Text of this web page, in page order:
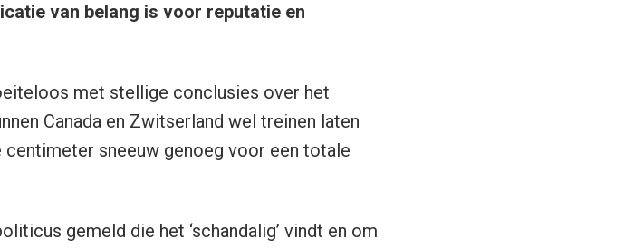
van belang is voor reputatie en
met stellige conclusies over het
Canada en Zwitserland wel treinen laten
sneeuw genoeg voor een totale
gemeld die het ‘schandalig’ vindt en om